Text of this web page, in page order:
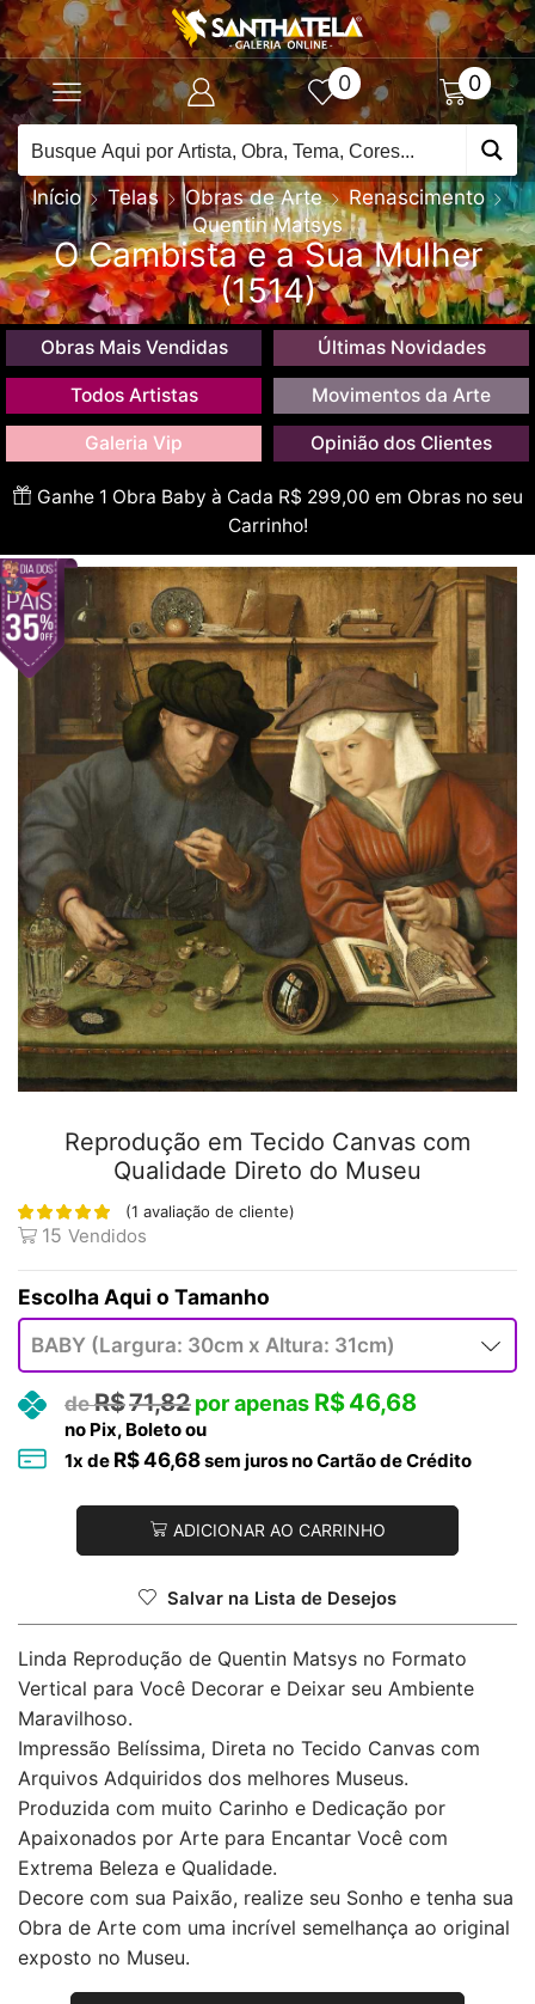
0 0
Início Telas Obras de Arte
Renascimento
Quentin Matsys
O Cambista e a Sua Mulher
(1514)
Obras Mais Vendidas Últimas Novidades
Todos Artistas Movimentos da Arte
Galeria Vip Opinião dos Clientes
Ganhe 1 Obra Baby à Cada R$ 299,00 em Obras no seu
Carrinho!
Reprodução em Tecido Canvas com
Qualidade Direto do Museu
(1 avaliação de cliente)
15 Vendidos
Tamanho
R$71,82 R$46,68
no Pix, Boleto ou
1x de R$46,68sem juros no Cartão de Crédito
ADICIONAR AO CARRINHO
Salvar na Lista de Desejos
Linda Reprodução de Quentin Matsys no Formato
Vertical para Você Decorar e Deixar seu Ambiente
Maravilhoso.
Impressão Belíssima, Direta no Tecido Canvas com
Arquivos Adquiridos dos melhores Museus.
Produzida com muito Carinho e Dedicação por
Apaixonados por Arte para Encantar Você com
Extrema Beleza e Qualidade.
Decore com sua Paixão, realize seu Sonho e tenha sua
Obra de Arte com uma incrível semelhança ao original
exposto no Museu.